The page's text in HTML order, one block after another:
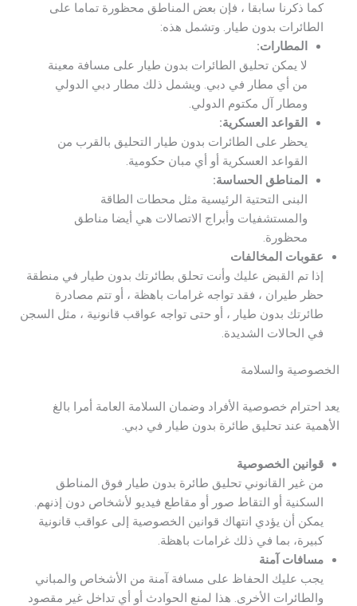
كما ذكرنا سابقا ، فإن بعض المناطق محظورة تماما على
الطائرات بدون طيار. وتشمل هذه:
المطارات:
لا يمكن تحليق الطائرات بدون طيار على مسافة معينة
من أي مطار في دبي. ويشمل ذلك مطار دبي الدولي
ومطار آل مكتوم الدولي.
القواعد العسكرية:
يحظر على الطائرات بدون طيار التحليق بالقرب من
القواعد العسكرية أو أي مبان حكومية.
المناطق الحساسة:
البنى التحتية الرئيسية مثل محطات الطاقة
والمستشفيات وأبراج الاتصالات هي أيضا مناطق
محظورة.
عقوبات المخالفات
إذا تم القبض عليك وأنت تحلق بطائرتك بدون طيار في منطقة
حظر طيران ، فقد تواجه غرامات باهظة ، أو تتم مصادرة
طائرتك بدون طيار ، أو حتى تواجه عواقب قانونية ، مثل السجن
في الحالات الشديدة.
الخصوصية والسلامة
يعد احترام خصوصية الأفراد وضمان السلامة العامة أمرا بالغ
الأهمية عند تحليق طائرة بدون طيار في دبي.
قوانين الخصوصية
من غير القانوني تحليق طائرة بدون طيار فوق المناطق
السكنية أو التقاط صور أو مقاطع فيديو لأشخاص دون إذنهم.
يمكن أن يؤدي انتهاك قوانين الخصوصية إلى عواقب قانونية
كبيرة، بما في ذلك غرامات باهظة.
مسافات آمنة
يجب عليك الحفاظ على مسافة آمنة من الأشخاص والمباني
والطائرات الأخرى. هذا لمنع الحوادث أو أي تداخل غير مقصود